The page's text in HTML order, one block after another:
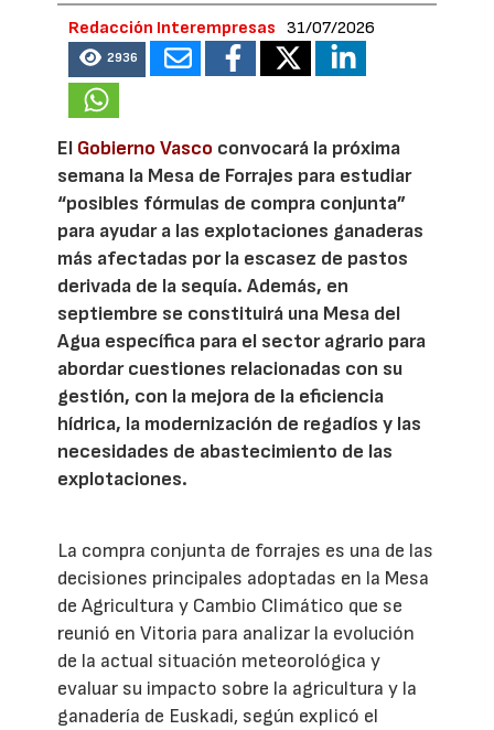
Redacción Interempresas 31/07/2026
2936
El Gobierno Vasco convocará la próxima
semana la Mesa de Forrajes para estudiar
“posibles fórmulas de compra conjunta”
para ayudar a las explotaciones ganaderas
más afectadas por la escasez de pastos
derivada de la sequía. Además, en
septiembre se constituirá una Mesa del
Agua específica para el sector agrario para
abordar cuestiones relacionadas con su
gestión, con la mejora de la eficiencia
hídrica, la modernización de regadíos y las
necesidades de abastecimiento de las
explotaciones.
La compra conjunta de forrajes es una de las
decisiones principales adoptadas en la Mesa
de Agricultura y Cambio Climático que se
reunió en Vitoria para analizar la evolución
de la actual situación meteorológica y
evaluar su impacto sobre la agricultura y la
ganadería de Euskadi, según explicó el